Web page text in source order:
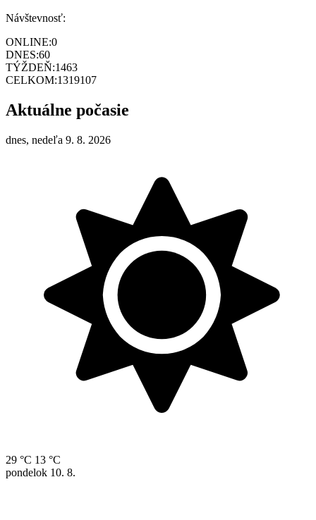
Návštevnosť:
ONLINE:0
DNES:60
TÝŽDEŇ:1463
CELKOM:1319107
Aktuálne počasie
dnes, nedeľa 9. 8. 2026
29 °C 13 °C
pondelok 10. 8.